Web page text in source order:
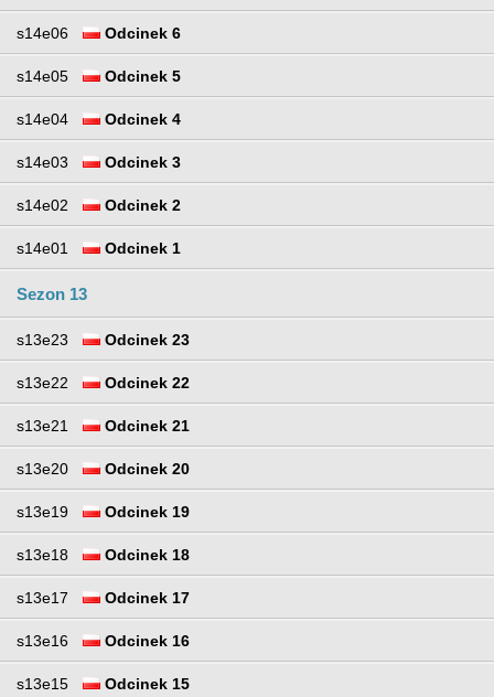
s14e06 Odcinek 6
s14e05 Odcinek 5
s14e04 Odcinek 4
s14e03 Odcinek 3
s14e02 Odcinek 2
s14e01 Odcinek 1
Sezon 13
s13e23 Odcinek 23
s13e22 Odcinek 22
s13e21 Odcinek 21
s13e20 Odcinek 20
s13e19 Odcinek 19
s13e18 Odcinek 18
s13e17 Odcinek 17
s13e16 Odcinek 16
s13e15 Odcinek 15